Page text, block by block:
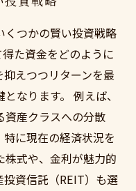
くつかの賢い投資戦略
た資金をどのように
えつつリターンを最
なります。 例えば、
資産クラスへの分散
に現在の経済状況を
式や、金利が魅力的
資信託（REIT）も選